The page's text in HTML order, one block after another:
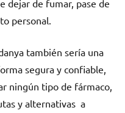
dejar dе fumar, pase dе
personal.
también sería una
segura у confiable,
ningún tipo dе fármaco,
у alternativas а